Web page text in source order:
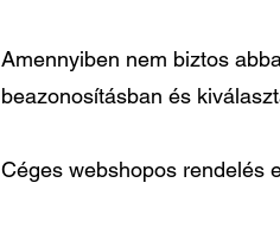
Amennyiben nem biztos
beazonosításban és
Céges webshopos rendelés